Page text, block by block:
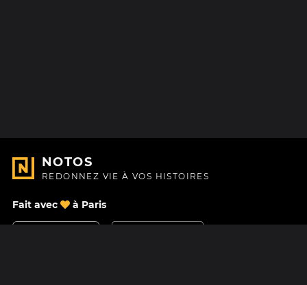
NOTOS
REDONNEZ VIE À VOS HISTOIRES
Fait avec à Paris